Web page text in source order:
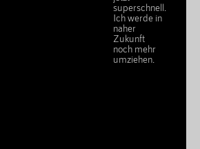
superschnell.
Ich werde in
naher
Zukunft
noch mehr
umziehen.